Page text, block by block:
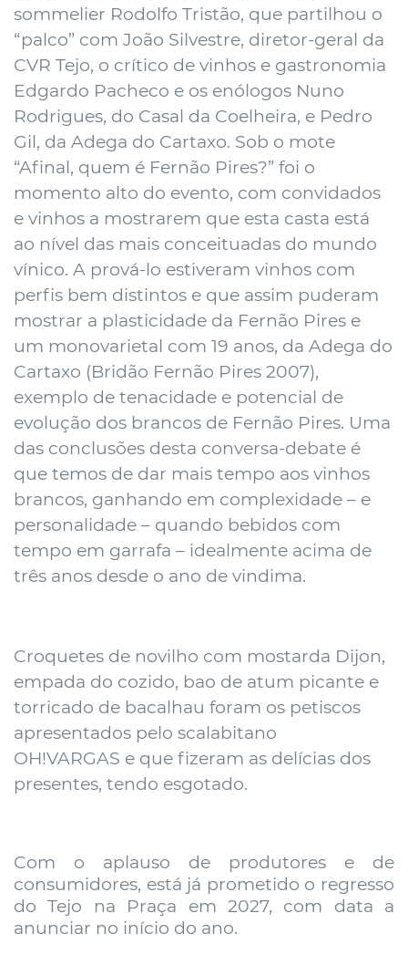
sommelier Rodolfo Tristão, que partilhou o
“palco” com João Silvestre, diretor-geral da
CVR Tejo, o crítico de vinhos e gastronomia
Edgardo Pacheco e os enólogos Nuno
Rodrigues, do Casal da Coelheira, e Pedro
Gil, da Adega do Cartaxo. Sob o mote
“Afinal, quem é Fernão Pires?” foi o
momento alto do evento, com convidados
e vinhos a mostrarem que esta casta está
ao nível das mais conceituadas do mundo
vínico. A prová-lo estiveram vinhos com
perfis bem distintos e que assim puderam
mostrar a plasticidade da Fernão Pires e
um monovarietal com 19 anos, da Adega do
Cartaxo (Bridão Fernão Pires 2007),
exemplo de tenacidade e potencial de
evolução dos brancos de Fernão Pires. Uma
das conclusões desta conversa-debate é
que temos de dar mais tempo aos vinhos
brancos, ganhando em complexidade – e
personalidade – quando bebidos com
tempo em garrafa – idealmente acima de
três anos desde o ano de vindima.
Croquetes de novilho com mostarda Dijon,
empada do cozido, bao de atum picante e
torricado de bacalhau foram os petiscos
apresentados pelo scalabitano
OH!VARGAS e que fizeram as delícias dos
presentes, tendo esgotado.
Com o aplauso de produtores e de
consumidores, está já prometido o regresso
do Tejo na Praça em 2027, com data a
anunciar no início do ano.